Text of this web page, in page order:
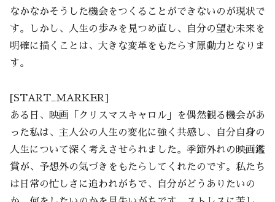
なかなかそうした機会をつくることができないのが現状で
す。しかし、人生の歩みを見つめ直し、自分の望む未来を
明確に描くことは、大きな変革をもたらす原動力となりま
す。
[START_MARKER]
ある日、映画「クリスマスキャロル」を偶然観る機会があ
った私は、主人公の人生の変化に強く共感し、自分自身の
人生について深く考えさせられました。季節外れの映画鑑
賞が、予想外の気づきをもたらしてくれたのです。私たち
は日常の忙しさに追われがちで、自分がどうありたいの